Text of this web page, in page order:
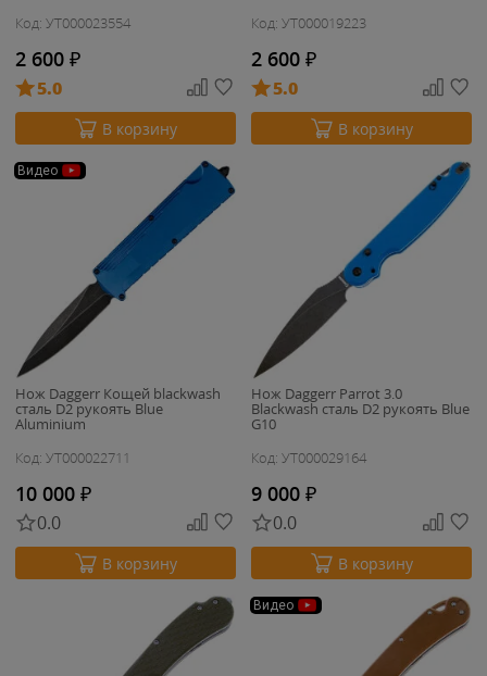
Код: УТ000023554
2 600 ₽
5.0
В корзину
Код: УТ000019223
2 600 ₽
5.0
В корзину
Видео
Нож Daggerr Кощей blackwash
сталь D2 рукоять Blue
Aluminium
Код: УТ000022711
10 000 ₽
0.0
В корзину
Нож Daggerr Parrot 3.0
Blackwash сталь D2 рукоять Blue
G10
Код: УТ000029164
9 000 ₽
0.0
В корзину
Видео